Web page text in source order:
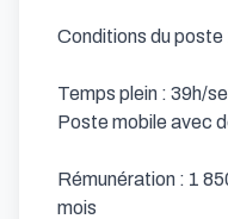
Conditions du poste
Temps plein : 39h/
Poste mobile avec
Rémunération : 1
mois